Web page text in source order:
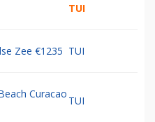
TUI
Zee €1235 TUI
Curacao
TUI